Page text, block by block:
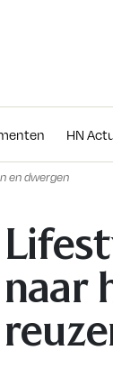
HN
en dwergen
naar